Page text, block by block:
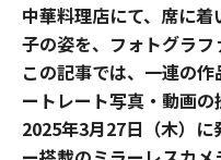
中華料理店にて、席に
子の姿を、フォトグラフ
この記事では、一連の
ートレート写真・動画の
2025年3月27日（木）